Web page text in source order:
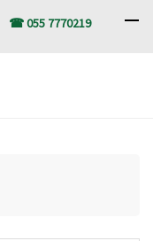
☎ 055 7770219